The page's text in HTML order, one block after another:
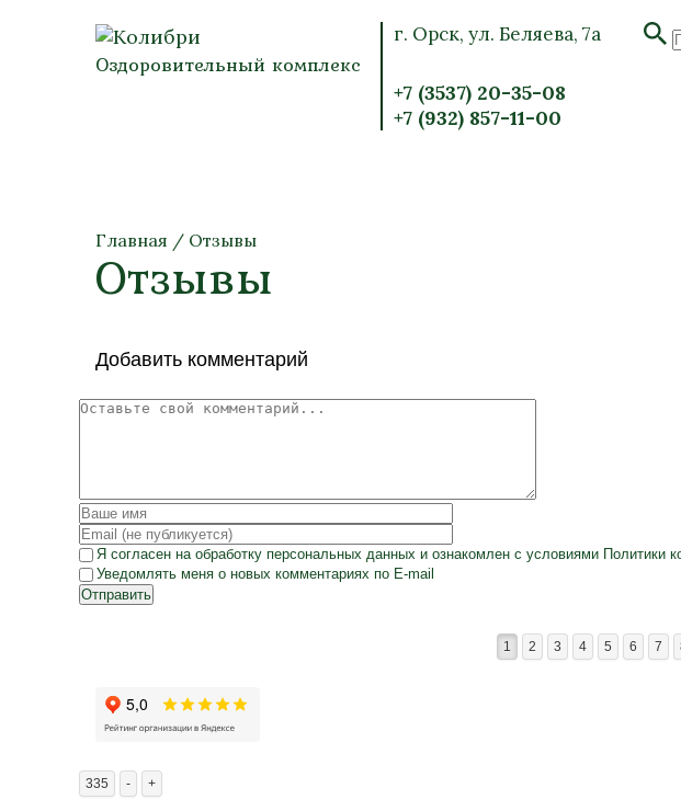
Оздоровительный комплекс
г. Орск, ул. Беляева, 7а
+7 (3537) 20-35-08
+7 (932) 857-11-00
Главная / Отзывы
Отзывы
Добавить комментарий
Я согласен на обработку персональных данных и ознакомлен с условиями Политики
Уведомлять меня о новых комментариях по E-mail
Отправить
1 2 3 4 5 6 7
335 - +